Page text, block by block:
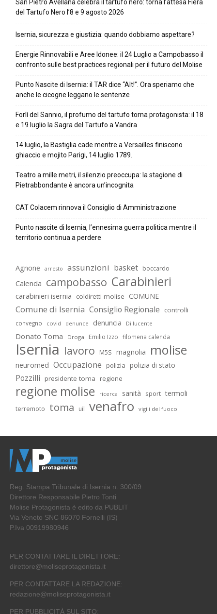
San Pietro Avellana celebra il tartufo nero: torna l’attesa Fiera
del Tartufo Nero l’8 e 9 agosto 2026
Isernia, sicurezza e giustizia: quando dobbiamo aspettare?
Energie Rinnovabili e Aree Idonee: il 24 Luglio a Campobasso il
confronto sulle best practices regionali per il futuro del Molise
Punto Nascite di Isernia: il TAR dice “Alt!”. Ora speriamo che
anche le cicogne leggano le sentenze
Forlì del Sannio, il profumo del tartufo torna protagonista: il 18
e 19 luglio la Sagra del Tartufo a Vandra
14 luglio, la Bastiglia cade mentre a Versailles finiscono
ghiaccio e mojito Parigi, 14 luglio 1789.
Teatro a mille metri, il silenzio preoccupa: la stagione di
Pietrabbondante è ancora un’incognita
CAT Colacem rinnova il Consiglio di Amministrazione
Punto nascite di Isernia, l’ennesima guerra politica mentre il
territorio continua a perdere
Agnone arresto assunzioni basket boccardo
Calenda campobasso Carabinieri
carabinieri isernia coldiretti molise COMUNE
Comune di Isernia Consiglio Regionale controlli
convegno covid denunce denuncia Di lucente
Donato Toma Droga Emilio Izzo filomena calenda
Isernia lavoro M5S magnolia molise
neuromed Occupazione polizia polizia di stato
Pozzilli presidente toma regione
regione molise ricerca sanità sport termoli
terremoto toma uil venafro vigili del fuoco
Reg. Stampa Tribunale di Isernia n. 300/09
Direttore Responsabile Pietro Tonti
Molise Protagonista è edito da PUBLIT
Via Veneto SNC 86070 Fornelli (IS)
P.Iva 00919980946
PER CONTATTARE IL DIRETTORE:
direttore@moliseprotagonista.it
PER CONTATTARE LA REDAZIONE:
redazione@moliseprotagonista.it
PER PUBBLICITÀ SUL SITO: